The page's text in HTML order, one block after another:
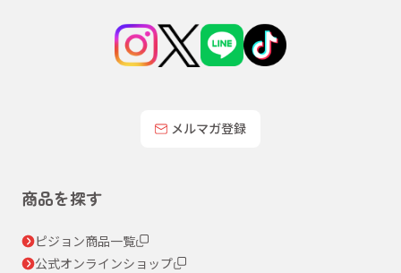
メルマガ登録
商品を探す
ピジョン商品一覧
公式オンラインショップ